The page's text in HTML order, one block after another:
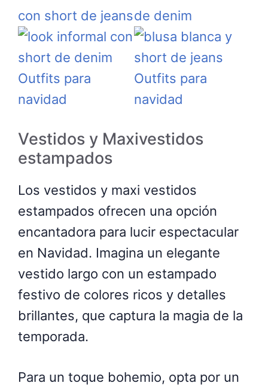
Vestidos y Maxivestidos
estampados
Los vestidos y maxi vestidos
estampados ofrecen una opción
encantadora para lucir espectacular
en Navidad. Imagina un elegante
vestido largo con un estampado
festivo de colores ricos y detalles
brillantes, que captura la magia de la
temporada.
Para un toque bohemio, opta por un